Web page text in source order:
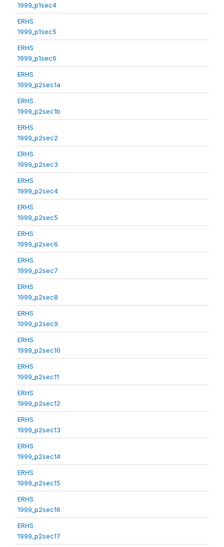
1999_p1sec4
ERHS
1999_p1sec5
ERHS
1999_p1sec6
ERHS
1999_p2sec1a
ERHS
1999_p2sec1b
ERHS
1999_p2sec2
ERHS
1999_p2sec3
ERHS
1999_p2sec4
ERHS
1999_p2sec5
ERHS
1999_p2sec6
ERHS
1999_p2sec7
ERHS
1999_p2sec8
ERHS
1999_p2sec9
ERHS
1999_p2sec10
ERHS
1999_p2sec11
ERHS
1999_p2sec12
ERHS
1999_p2sec13
ERHS
1999_p2sec14
ERHS
1999_p2sec15
ERHS
1999_p2sec16
ERHS
1999_p2sec17